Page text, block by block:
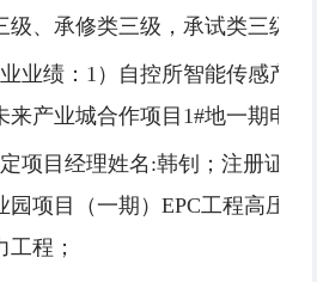
级、承修类三级，承试类三级）
业绩：1）自控所智能传感产
来产业城合作项目1#地一期电
项目经理姓名:韩钊；注册证书
园项目（一期）EPC工程高压
工程；